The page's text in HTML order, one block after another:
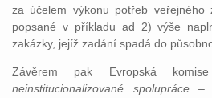
za účelem výkonu potřeb veřejného
popsané v příkladu ad 2) výše
zakázky, jejíž zadání spadá do
Závěrem pak Evropská
neinstitucionalizované spolupráce